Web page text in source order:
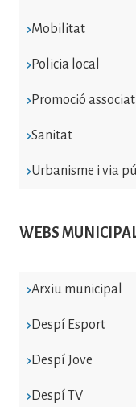
Mobilitat
Policia local
Promoció
Sanitat
Urbanisme i via
WEBS
Arxiu municipal
Despí Esport
Despí Jove
Despí TV